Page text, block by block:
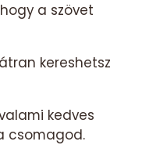
a szövet
kereshetsz
kedves
csomagod.